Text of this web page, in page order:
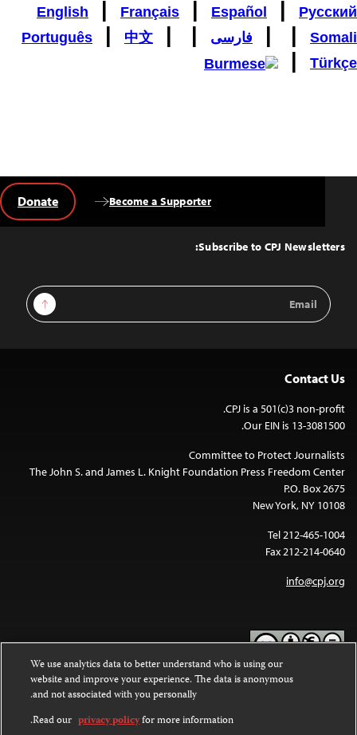
English Français Español Русский
Somali فارسی Português 中文
Türkçe
Top
Subscribe to CPJ Newsletters:
Email
Address
Sign Up
Become a Supporter
Donate
Contact Us
CPJ is a 501(c)3 non-profit.
Our EIN is 13-3081500.
Committee to Protect Journalists
The John S. and James L. Knight Foundation Press Freedom Center
P.O. Box 2675
New York, NY 10108
Tel 212-465-1004
Fax 212-214-0640
info@cpj.org
Except where noted, text on this website is licensed under a
Commons Attribution-NonCommercial-NoDerivatives 4.0
We use analytics data to better understand who is using our
website and improve your experience. The data is anonymous
and not associated with you personally.
Read our privacy policyfor more information.